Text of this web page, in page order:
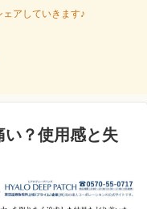
アしていきます♪
い？使用感と失